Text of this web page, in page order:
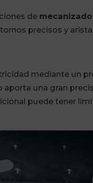
de
precisos y
mediante un
una gran
puede tener